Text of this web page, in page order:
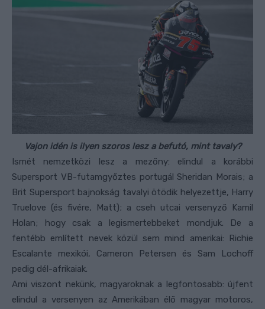
Vajon idén is ilyen szoros lesz a befutó, mint tavaly?
Ismét nemzetközi lesz a mezőny: elindul a korábbi
Supersport VB-futamgyőztes portugál Sheridan Morais; a
Brit Supersport bajnokság tavalyi ötödik helyezettje, Harry
Truelove (és fivére, Matt); a cseh utcai versenyző Kamil
Holan; hogy csak a legismertebbeket mondjuk. De a
fentébb említett nevek közül sem mind amerikai: Richie
Escalante mexikói, Cameron Petersen és Sam Lochoff
pedig dél-afrikaiak.
Ami viszont nekünk, magyaroknak a legfontosabb: újfent
elindul a versenyen az Amerikában élő magyar motoros,